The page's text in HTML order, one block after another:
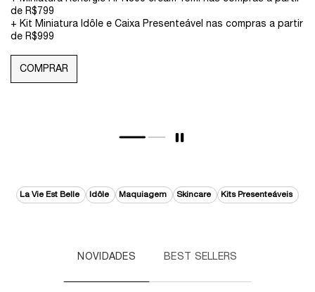
COMPRAR
La Vie Est Belle Idôle Maquiagem Skincare Kits Presenteáveis
NOVIDADES BEST SELLERS